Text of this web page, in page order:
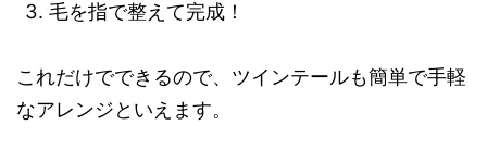
毛を指で整えて完成！
これだけでできるので、ツインテールも簡単で手軽
なアレンジといえます。